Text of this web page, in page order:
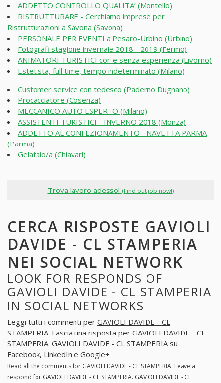
ADDETTO CONTROLLO QUALITA’ (Montello)
RISTRUTTURARE - Cerchiamo imprese per
Ristrutturazioni a Savona (Savona)
PERSONALE PER EVENTI a Pesaro-Urbino (Urbino)
Fotografi stagione invernale 2018 - 2019 (Fermo)
ANIMATORI TURISTICI con e senza esperienza (Livorno)
Estetista, full time, tempo indeterminato (Milano)
Customer service con tedesco (Paderno Dugnano)
Procacciatore (Cosenza)
MECCANICO AUTO ESPERTO (Milano)
ASSISTENTI TURISTICI - INVERNO 2018 (Monza)
ADDETTO AL CONFEZIONAMENTO - NAVETTA PARMA
(Parma)
Gelataio/a (Chiavari)
Trova lavoro adesso! (Find out job now!)
CERCA RISPOSTE GAVIOLI
DAVIDE - CL STAMPERIA
NEI SOCIAL NETWORK
LOOK FOR RESPONDS OF
GAVIOLI DAVIDE - CL STAMPERIA
IN SOCIAL NETWORKS
Leggi tutti i commenti per GAVIOLI DAVIDE - CL
STAMPERIA. Lascia una risposta per GAVIOLI DAVIDE - CL
STAMPERIA. GAVIOLI DAVIDE - CL STAMPERIA su
Facebook, LinkedIn e Google+
Read all the comments for GAVIOLI DAVIDE - CL STAMPERIA. Leave a
respond for GAVIOLI DAVIDE - CL STAMPERIA. GAVIOLI DAVIDE - CL